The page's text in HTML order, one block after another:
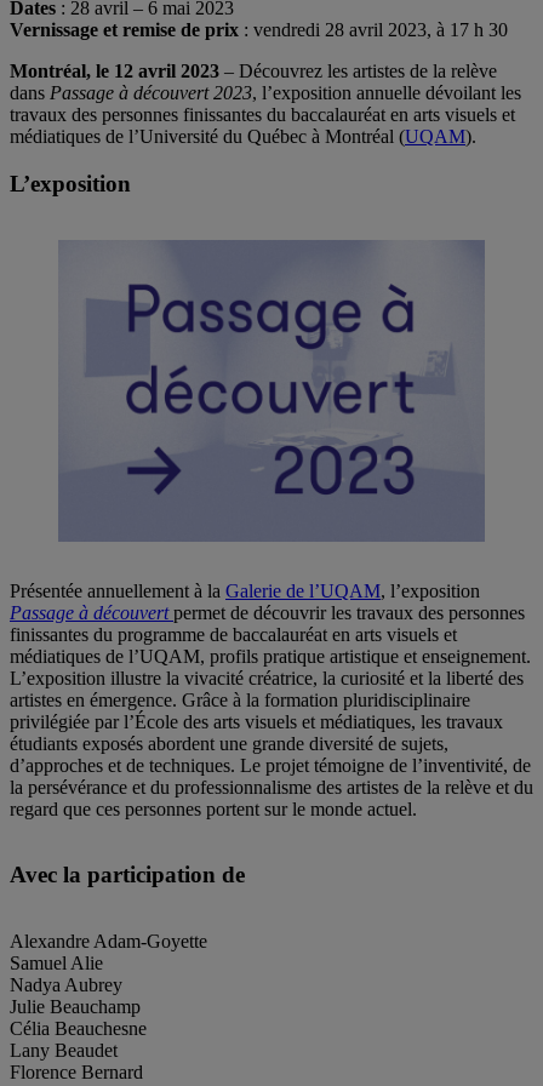
Dates : 28 avril – 6 mai 2023
Vernissage et remise de prix : vendredi 28 avril 2023, à 17 h 30
Montréal, le 12 avril 2023 – Découvrez les artistes de la relève
dans Passage à découvert 2023, l’exposition annuelle dévoilant les
travaux des personnes finissantes du baccalauréat en arts visuels et
médiatiques de l’Université du Québec à Montréal (UQAM).
L’exposition
Présentée annuellement à la Galerie de l’UQAM, l’exposition
Passage à découvert permet de découvrir les travaux des personnes
finissantes du programme de baccalauréat en arts visuels et
médiatiques de l’UQAM, profils pratique artistique et enseignement.
L’exposition illustre la vivacité créatrice, la curiosité et la liberté des
artistes en émergence. Grâce à la formation pluridisciplinaire
privilégiée par l’École des arts visuels et médiatiques, les travaux
étudiants exposés abordent une grande diversité de sujets,
d’approches et de techniques. Le projet témoigne de l’inventivité, de
la persévérance et du professionnalisme des artistes de la relève et du
regard que ces personnes portent sur le monde actuel.
Avec la participation de
Alexandre Adam-Goyette
Samuel Alie
Nadya Aubrey
Julie Beauchamp
Célia Beauchesne
Lany Beaudet
Florence Bernard